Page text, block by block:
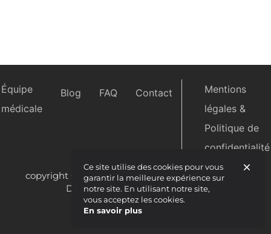
Équipe
médicale
Blog FAQ Contact
Mentions
légales &
Politique de
confidentialité
copyright © 2022 – Clinique Esthétique Capillaire
Duquesne, tous droits réservés
conception :meneo
Ce site utilise des cookies pour vous
garantir la meilleure expérience sur
notre site. En utilisant notre site,
vous acceptez les cookies.
En savoir plus